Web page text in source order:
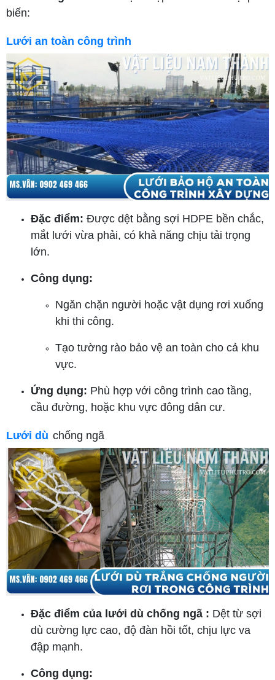
biến:
Lưới an toàn công trình
Đặc điểm: Được dệt bằng sợi HDPE bền chắc,
mắt lưới vừa phải, có khả năng chịu tải trọng
lớn.
Công dụng:
Ngăn chặn người hoặc vật dụng rơi xuống
khi thi công.
Tạo tường rào bảo vệ an toàn cho cả khu
vực.
Ứng dụng: Phù hợp với công trình cao tầng,
cầu đường, hoặc khu vực đông dân cư.
Lưới dù chống ngã
Đặc điểm của lưới dù chống ngã : Dệt từ sợi
dù cường lực cao, độ đàn hồi tốt, chịu lực va
đập mạnh.
Công dụng: